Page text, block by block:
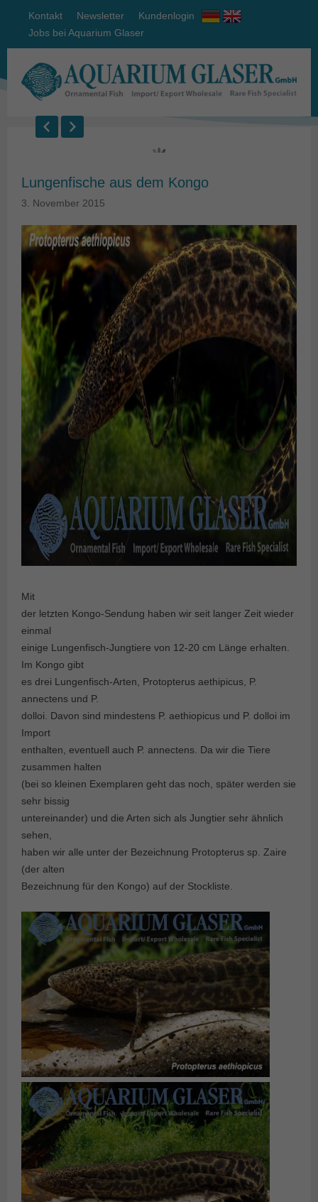
Kontakt Newsletter
Kundenlogin
Jobs bei Aquarium Glaser
Lungenfische aus dem Kongo
3. November 2015
Mit
der letzten Kongo-Sendung haben wir seit langer Zeit wieder
einmal
einige Lungenfisch-Jungtiere von 12-20 cm Länge erhalten.
Im Kongo gibt
es drei Lungenfisch-Arten, Protopterus aethipicus, P.
annectens und P.
dolloi. Davon sind mindestens P. aethiopicus und P. dolloi im
Import
enthalten, eventuell auch P. annectens. Da wir die Tiere
zusammen halten
(bei so kleinen Exemplaren geht das noch, später werden sie
sehr bissig
untereinander) und die Arten sich als Jungtier sehr ähnlich
sehen,
haben wir alle unter der Bezeichnung Protopterus sp. Zaire
(der alten
Bezeichnung für den Kongo) auf der Stockliste.